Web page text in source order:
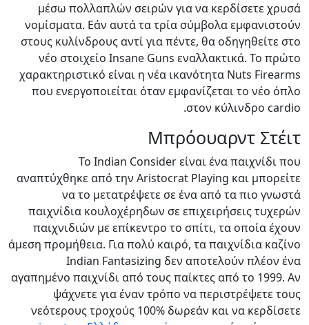
μέσω πολλαπλών σειρών για να κερδίσετε χρυσά
νομίσματα. Εάν αυτά τα τρία σύμβολα εμφανιστούν
στους κυλίνδρους αντί για πέντε, θα οδηγηθείτε στο
νέο στοιχείο Insane Guns εναλλακτικά. Το πρώτο
χαρακτηριστικό είναι η νέα ικανότητα Nuts Firearms
που ενεργοποιείται όταν εμφανίζεται το νέο όπλο
στον κύλινδρο cardio.
Μπρόουαρντ Στέιτ
Το Indian Consider είναι ένα παιχνίδι που
αναπτύχθηκε από την Aristocrat Playing και μπορείτε
να το μετατρέψετε σε ένα από τα πιο γνωστά
παιχνίδια κουλοχέρηδων σε επιχειρήσεις τυχερών
παιχνιδιών με επίκεντρο το σπίτι, τα οποία έχουν
άμεση προμήθεια. Για πολύ καιρό, τα παιχνίδια καζίνο
Indian Fantasizing δεν αποτελούν πλέον ένα
αγαπημένο παιχνίδι από τους παίκτες από το 1999. Αν
ψάχνετε για έναν τρόπο να περιστρέψετε τους
νεότερους τροχούς 100% δωρεάν και να κερδίσετε